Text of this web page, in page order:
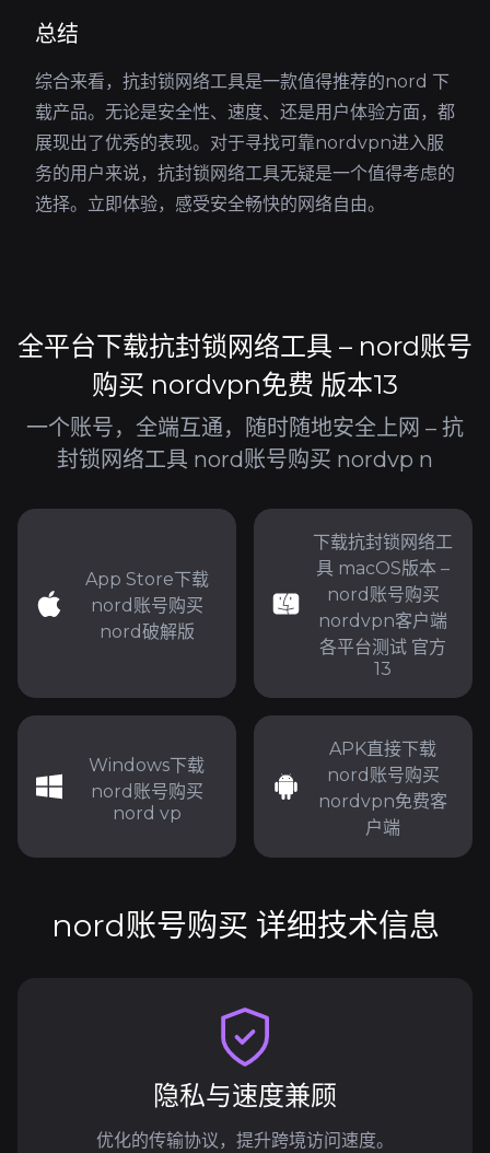
总结
综合来看，抗封锁网络工具是一款值得推荐的nord 下
载产品。无论是安全性、速度、还是用户体验方面，都
展现出了优秀的表现。对于寻找可靠nordvpn进入服
务的用户来说，抗封锁网络工具无疑是一个值得考虑的
选择。立即体验，感受安全畅快的网络自由。
全平台下载抗封锁网络工具 – nord账号
购买 nordvpn免费 版本13
一个账号，全端互通，随时随地安全上网 – 抗
封锁网络工具 nord账号购买 nordvp n
App Store下载
nord账号购买
nord破解版
下载抗封锁网络工
具 macOS版本 –
nord账号购买
nordvpn客户端
各平台测试 官方
13
Windows下载
nord账号购买
nord vp
APK直接下载
nord账号购买
nordvpn免费客
户端
nord账号购买 详细技术信息
隐私与速度兼顾
优化的传输协议，提升跨境访问速度。